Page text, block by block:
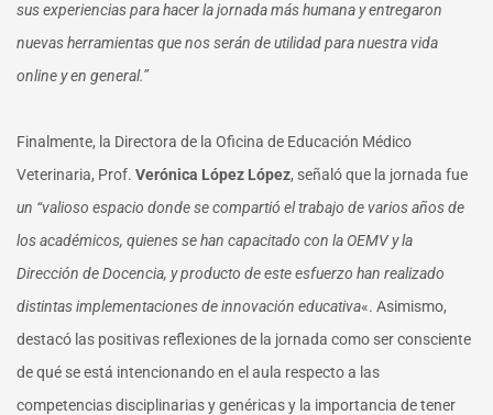
sus experiencias para hacer la jornada más humana y entregaron
nuevas herramientas que nos serán de utilidad para nuestra vida
online y en general.”
Finalmente, la Directora de la Oficina de Educación Médico
Veterinaria, Prof. Verónica López López, señaló que la jornada fue
un “valioso espacio donde se compartió el trabajo de varios años de
los académicos, quienes se han capacitado con la OEMV y la
Dirección de Docencia, y producto de este esfuerzo han realizado
distintas implementaciones de innovación educativa«. Asimismo,
destacó las positivas reflexiones de la jornada como ser consciente
de qué se está intencionando en el aula respecto a las
competencias disciplinarias y genéricas y la importancia de tener